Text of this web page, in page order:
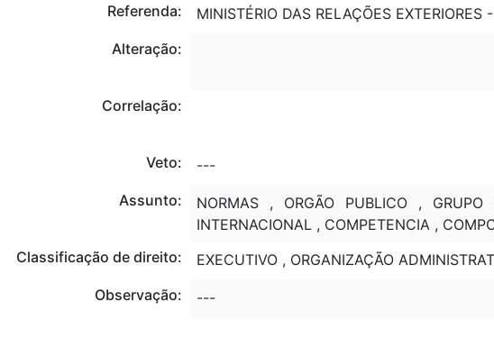
Referenda:
MINISTÉRIO DAS RELAÇÕES EXTERIORES
Alteração:
Correlação:
Veto:
---
Assunto:
NORMAS , ORGÃO PUBLICO , GRUPO
INTERNACIONAL , COMPETENCIA ,
Classificação de direito:
EXECUTIVO , ORGANIZAÇÃO
Observação:
---